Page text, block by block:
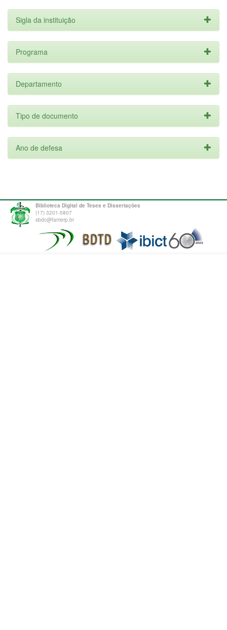
Sigla da instituição
Programa
Departamento
Tipo de documento
Ano de defesa
Biblioteca Digital de Teses e Dissertações
(17) 3201-5807
sbdc@famerp.br